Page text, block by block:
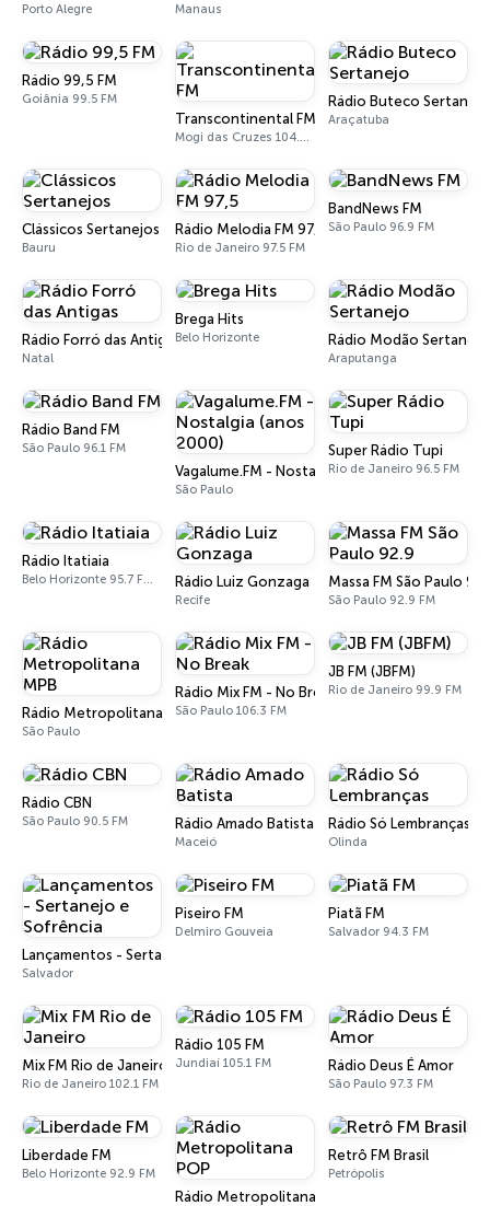
Porto Alegre Manaus
Rádio 99,5 FM
Goiânia 99.5 FM
Transcontinental FM
Mogi das Cruzes 104.7 FM
Rádio Buteco Sertanejo
Araçatuba
Clássicos Sertanejos
Bauru
Rádio Melodia FM 97,5
Rio de Janeiro 97.5 FM
BandNews FM
São Paulo 96.9 FM
Rádio Forró das Antigas
Natal
Brega Hits
Belo Horizonte Rádio Modão Sertanejo
Araputanga
Rádio Band FM
São Paulo 96.1 FM
Vagalume.FM - Nostalgia (anos 2000)
São Paulo
Super Rádio Tupi
Rio de Janeiro 96.5 FM
Rádio Itatiaia
Belo Horizonte 95.7 FM - 610 AM Rádio Luiz Gonzaga
Recife
Massa FM São Paulo
São Paulo 92.9 FM
Rádio Metropolitana MPB
São Paulo
Rádio Mix FM - No Break
São Paulo 106.3 FM
JB FM (JBFM)
Rio de Janeiro 99.9 FM
Rádio CBN
São Paulo 90.5 FM Rádio Amado Batista
Maceió
Rádio Só Lembranças
Olinda
Lançamentos - Sertanejo e Sofrência
Salvador
Piseiro FM
Delmiro Gouveia
Piatã FM
Salvador 94.3 FM
Mix FM Rio de Janeiro
Rio de Janeiro 102.1 FM
Rádio 105 FM
Jundiaí 105.1 FM Rádio Deus É Amor
São Paulo 97.3 FM
Liberdade FM
Belo Horizonte 92.9 FM
Rádio Metropolitana POP
Retrô FM Brasil
Petrópolis